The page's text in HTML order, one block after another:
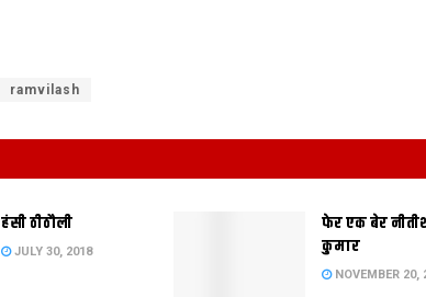
ramvilash
हंसी ठीठौली
JULY 30, 2018
फेर एक बेर
कुमार
NOVEMBER 20,